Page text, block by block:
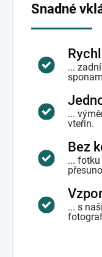
Snadné
...
...
vteřin.
Bez
...
... s